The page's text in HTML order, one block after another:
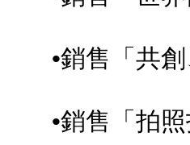
•銷售「共創
•銷售「拍照